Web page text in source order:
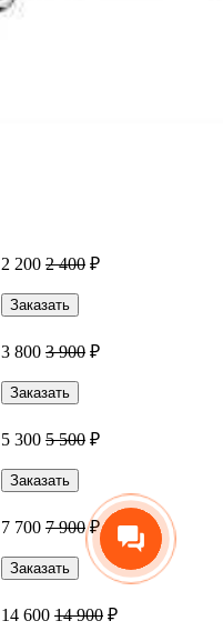
2 200 2 400 ₽
Заказать
3 800 3 900 ₽
Заказать
5 300 5 500 ₽
Заказать
7 700 7 900₽
Заказать
14 600 14 900 ₽